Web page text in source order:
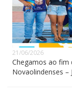
21/06/2026
Chegamos ao fim
Novaolindenses –